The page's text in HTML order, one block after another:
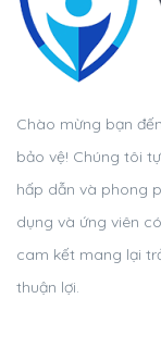
Chào mừng bạn
bảo vệ! Chúng tôi
hấp dẫn và phong
dụng và ứng viên
cam kết mang lại
thuận lợi.